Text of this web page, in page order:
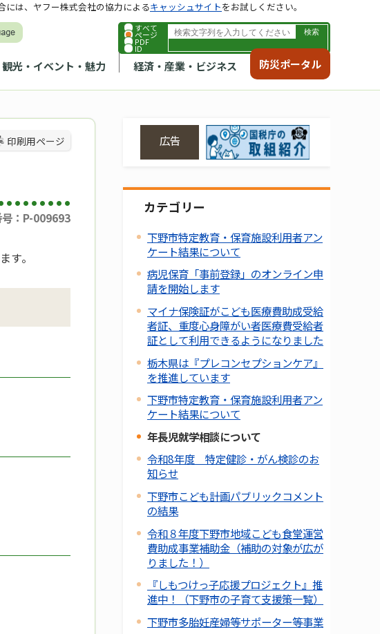
すべて
ページ
PDF
ID
観光・イベント・魅力 経済・産業・ビジネス 防災ポータル
には、ヤフー株式会社の協力によるキャッシュサイトをお試しください。
印刷用ページ
：P-009693
。
広告
カテゴリー
下野市特定教育・保育施設利用者アン
ケート結果について
病児保育「事前登録」のオンライン申
請を開始します
マイナ保険証がこども医療費助成受給
者証、重度心身障がい者医療費受給者
証として利用できるようになりました
栃木県は『プレコンセプションケア』
を推進しています
下野市特定教育・保育施設利用者アン
ケート結果について
年長児就学相談について
令和8年度 特定健診・がん検診のお
知らせ
下野市こども計画パブリックコメント
の結果
令和８年度下野市地域こども食堂運営
費助成事業補助金（補助の対象が広が
りました！）
『しもつけっ子応援プロジェクト』推
進中！（下野市の子育て支援策一覧）
下野市多胎妊産婦等サポーター等事業